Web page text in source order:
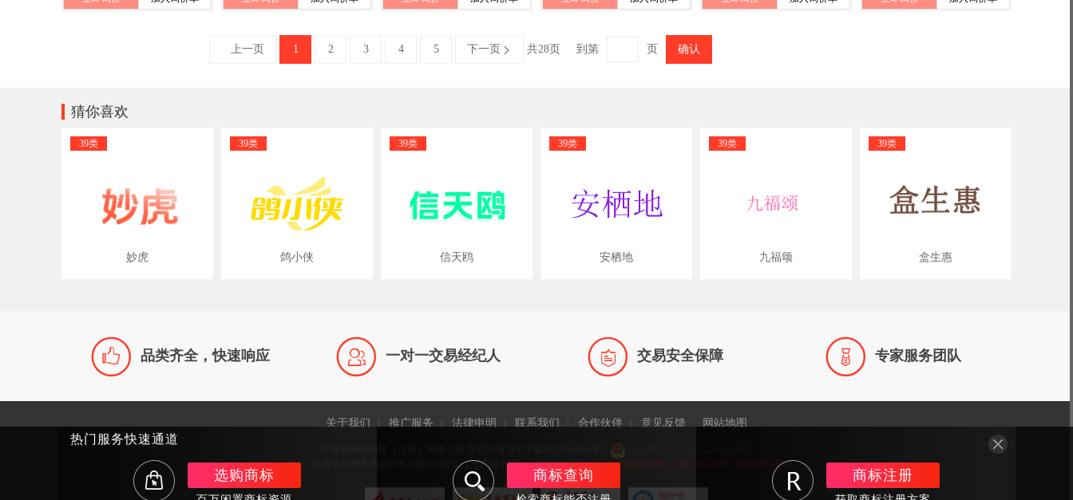
上一页 1 2 3 4 5 下一页  共28页 到第 页 确认
猜你喜欢
39类
妙虎
39类
鸽小侠
39类
信天鸥
39类
安栖地
39类
九福颂
39类
盒生惠
 品类齐全，快速响应  一对一交易经纪人  交易安全保障  专家服务团队
热门服务快速通道
选购商标 商标查询 商标注册
关于我们 推广服务 法律申明 联系我们 合作伙伴 意见反馈 网站地图
地址：江苏省苏州市高新区长江路815号长江湾广场 传真：010-58143981全国免费服务热线：400-700-0065 / 400-9696-518